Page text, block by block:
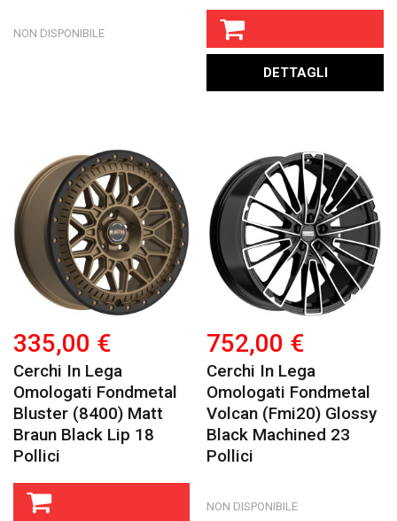
NON DISPONIBILE
DETTAGLI
335,00 €
Cerchi In Lega
Omologati Fondmetal
Bluster (8400) Matt
Braun Black Lip 18
Pollici
752,00 €
Cerchi In Lega
Omologati Fondmetal
Volcan (fmi20) Glossy
Black Machined 23
Pollici
NON DISPONIBILE